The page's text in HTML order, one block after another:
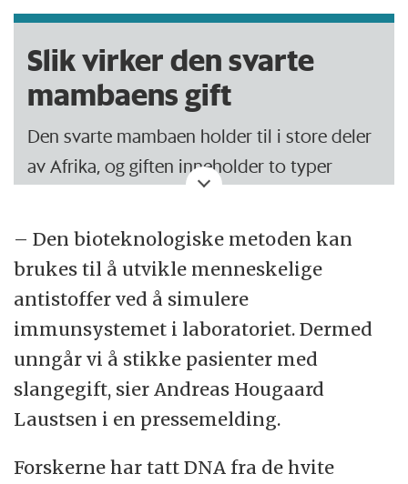
Slik virker den svarte
mambaens gift
Den svarte mambaen holder til i store deler
av Afrika, og giften inneholder to typer
Dendrotoksinene, som er unike for
mambaslanger, rammer nervene som er i
kontakt med musklene i kroppen.
Alfanevrotoksiner lammer nerveendene.
Denne effekten starter typisk ved at du
får problemer med å holde øyelokkene
åndedrettsmusklene, mister man evnen
– Den bioteknologiske metoden kan
brukes til å utvikle menneskelige
antistoffer ved å simulere
immunsystemet i laboratoriet. Dermed
unngår vi å stikke pasienter med
slangegift, sier Andreas Hougaard
Laustsen i en pressemelding.
Forskerne har tatt DNA fra de hvite